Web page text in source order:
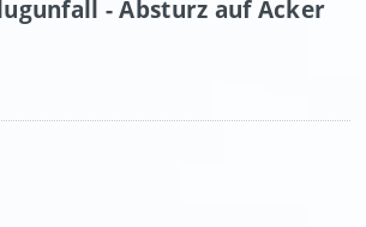
- Absturz auf Acker